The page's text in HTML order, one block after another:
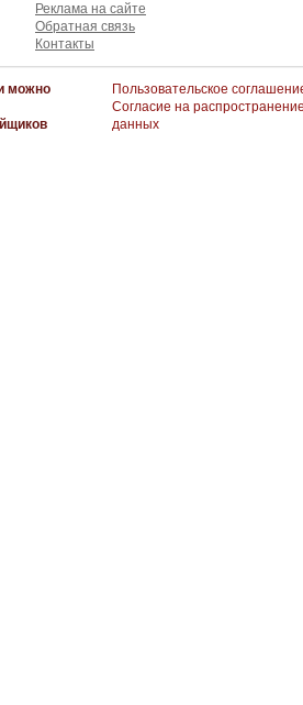
Реклама на сайте
Обратная связь
Контакты
можно
Пользовательское
Согласие на
данных